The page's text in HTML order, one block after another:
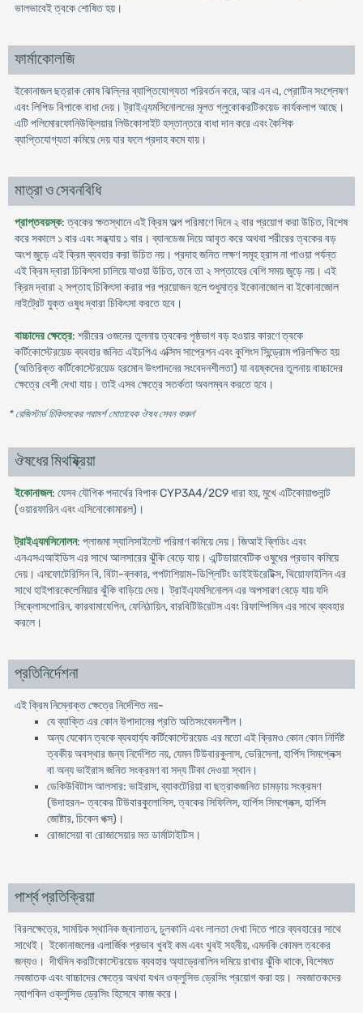
ভালভাবেই ত্বকে শোষিত হয়।
ফার্মাকোলজি
ইকোনাজল ছত্রাক কোষ ঝিল্লির ব্যাপ্তিযোগ্যতা পরিবর্তন করে, আর এন এ, প্রোটিন সংশ্লেষণ
এবং লিপিড বিপাকে বাধা দেয়। ট্রাইএ্যমসিনোলনের মূলত গ্লুকোকরটিকয়েড কার্যকলাপ আছে।
এটি পলিমোরফোনিউক্লিয়ার লিউকোসাইট হস্তান্তরে বাধা দান করে এবং কৈশিক
ব্যাপ্তিযোগ্যতা কমিয়ে দেয় যার ফলে প্রদাহ কমে যায়।
মাত্রা ও সেবনবিধি
প্রাপ্তবয়স্ক: ত্বকের ক্ষতস্থানে এই ক্রিম অল্প পরিমাণে দিনে ২ বার প্রয়োগ করা উচিত, বিশেষ
করে সকালে ১ বার এবং সন্ধ্যায় ১ বার। ব্যানডেজ দিয়ে আবৃত করে অথবা শরীরের ত্বকের বড়
অংশ জুড়ে এই ক্রিম ব্যবহার করা উচিত নয়। প্রদাহ জনিত লক্ষণ সমূহ হ্রাস না পাওয়া পর্যন্ত
এই ক্রিম দ্বারা চিকিৎসা চালিয়ে যাওয়া উচিত, তবে তা ২ সপ্তাহের বেশি সময় জুড়ে নয়। এই
ক্রিম দ্বারা ২ সপ্তাহ চিকিৎসা করার পর প্রয়োজন হলে শুধুমাত্র ইকোনাজোল বা ইকোনাজোল
নাইট্রেট যুক্ত ওষুধ দ্বারা চিকিৎসা করতে হবে।
বাচ্চাদের ক্ষেত্রে: শরীরের ওজনের তুলনায় ত্বকের পৃষ্ঠভাগ বড় হওয়ার কারণে ত্বকে
কর্টিকোস্টেরয়েড ব্যবহার জনিত এইচপিএ এক্সিস সাপ্রেশন এবং কুশিংস সিন্ড্রোম পরিলক্ষিত হয়
(অতিরিক্ত কর্টিকোস্টেরয়েড হরমোন উৎপাদনের সংবেদনশীলতা) যা বয়ষ্কদের তুলনায় বাচ্চাদের
ক্ষেত্রে বেশী দেখা যায়। তাই এসব ক্ষেত্রে সতর্কতা অবলম্বন করতে হবে।
* রেজিস্টার্ড চিকিৎসকের পরামর্শ মোতাবেক ঔষধ সেবন করুন'
ঔষধের মিথষ্ক্রিয়া
ইকোনাজল: যেসব যৌগিক পদার্থের বিপাক CYP3A4/2C9 ধারা হয়, মুখে এটিকোয়াগুলান্ট
(ওয়ারফারিন এবং এসিনোকোমারল)।
ট্রাইএ্যমসিনোলন: প্লাজমা স্যালিসাইলেট পরিমাণ কমিয়ে দেয়। জিআই ব্লিডিং এবং
এনএসএআইডিস এর সাথে আলসারের ঝুঁকি বেড়ে যায়। এন্টিডায়াবেটিক ওষুধের প্রভাব কমিয়ে
দেয়। এমফোটেরিসিন বি, বিটা-ব্লকার, পপটাশিয়াম-ডিপ্লিটিং ডাইইউরেটিক্স, থিয়োফাইলিন এর
সাথে হাইপারকেলেমিয়ার ঝুঁকি বাড়িয়ে দেয়। ট্রাইএ্যমসিনোলন এর অপসাৱণ বেড়ে যায় যদি
সিক্লোসপোরিন, কারবামাযেপিন, ফেনিঠায়িন, বারবিটিউরেটস এবং রিফাম্পিসিন এর সাথে ব্যবহার
করলে।
প্রতিনির্দেশনা
এই ক্রিম নিম্নোক্ত ক্ষেত্রে নির্দেশিত নয়-
যে ব্যাক্তি এর কোন উপাদানের প্রতি অতিসংবেদনশীল।
অন্য যেকোন ত্বকে ব্যবহার্য্য কর্টিকোস্টেরয়েড এর মতো এই ক্রিমও কোন কোন নির্দিষ্ট
ত্বকীয় অবস্থার জন্য নির্দেশিত নয়, যেমন টিউবারকুলাস, ভেরিসেলা, হার্পিস সিমপ্লেক্স
বা অন্য ভাইরাস জনিত সংক্রমণ বা সদ্য টিকা দেওয়া স্থান।
ডেকিউবিটাস আলসার: ভাইরাস, ব্যাকটেরিয়া বা ছত্রাকজনিত চামড়ায় সংক্রমণ
(উদাহরন- ত্বকের টিউবারকুলোসিস, ত্বকের সিফিলিস, হার্পিস সিমপ্লেক্স, হার্পিস
জোষ্টার, চিকেন পক্স)।
রোজাসেয়া বা রোজাসেয়ার মত ডার্মাটাইটিস।
পার্শ্ব প্রতিক্রিয়া
বিরলক্ষেত্রে, সাময়িক স্থানিক জ্বালাতন, চুলকানি এবং লালতা দেখা দিতে পারে ব্যবহারের সাথে
সাথেই। ইকোনাজলের এলার্জিক প্রভাব খুবই কম এবং খুবই সহনীয়, এমনকি কোমল ত্বকের
জন্যও। দীর্ঘদিন করটিকোস্টেরয়েড ব্যবহার অ্যাড্রেনালিন দমিয়ে রাখার ঝুঁকি থাকে, বিশেষত
নবজাতক এবং বাচ্চাদের ক্ষেত্রে অথবা যখন ওক্লুসিভ ড্রেসিং প্রয়োগ করা হয়। নবজাতকদের
ন্যাপকিন ওক্লুসিভ ড্রেসিং হিসেবে কাজ করে।